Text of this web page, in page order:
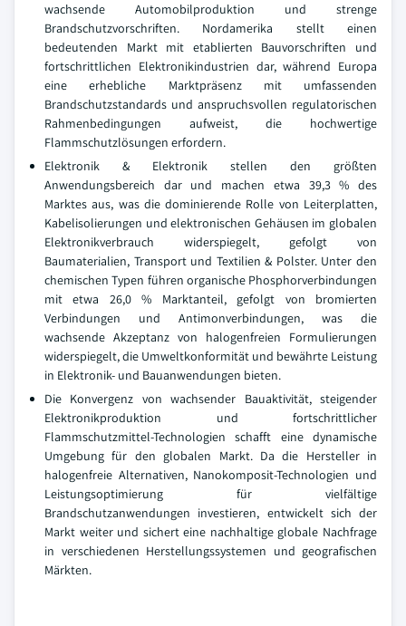
wachsende Automobilproduktion und strenge
Brandschutzvorschriften. Nordamerika stellt einen
bedeutenden Markt mit etablierten Bauvorschriften und
fortschrittlichen Elektronikindustrien dar, während Europa
eine erhebliche Marktpräsenz mit umfassenden
Brandschutzstandards und anspruchsvollen regulatorischen
Rahmenbedingungen aufweist, die hochwertige
Flammschutzlösungen erfordern.
Elektronik & Elektronik stellen den größten
Anwendungsbereich dar und machen etwa 39,3 % des
Marktes aus, was die dominierende Rolle von Leiterplatten,
Kabelisolierungen und elektronischen Gehäusen im globalen
Elektronikverbrauch widerspiegelt, gefolgt von
Baumaterialien, Transport und Textilien & Polster. Unter den
chemischen Typen führen organische Phosphorverbindungen
mit etwa 26,0 % Marktanteil, gefolgt von bromierten
Verbindungen und Antimonverbindungen, was die
wachsende Akzeptanz von halogenfreien Formulierungen
widerspiegelt, die Umweltkonformität und bewährte Leistung
in Elektronik- und Bauanwendungen bieten.
Die Konvergenz von wachsender Bauaktivität, steigender
Elektronikproduktion und fortschrittlicher
Flammschutzmittel-Technologien schafft eine dynamische
Umgebung für den globalen Markt. Da die Hersteller in
halogenfreie Alternativen, Nanokomposit-Technologien und
Leistungsoptimierung für vielfältige
Brandschutzanwendungen investieren, entwickelt sich der
Markt weiter und sichert eine nachhaltige globale Nachfrage
in verschiedenen Herstellungssystemen und geografischen
Märkten.